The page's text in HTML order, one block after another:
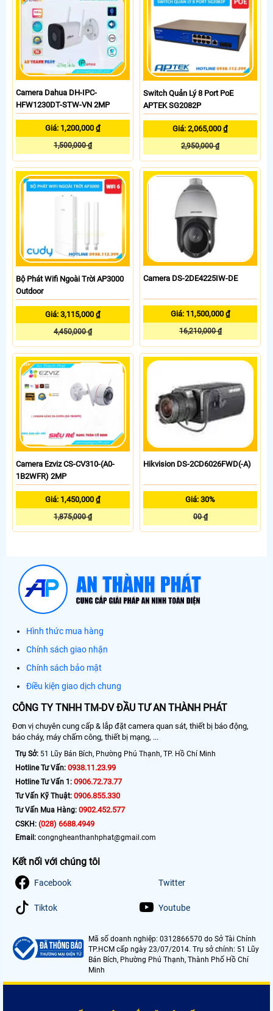
Camera Dahua DH-IPC-
HFW1230DT-STW-VN 2MP
Giá: 1,200,000 ₫
1,500,000 ₫
Switch Quản Lý 8 Port PoE
APTEK SG2082P
Giá: 2,065,000 ₫
2,950,000 ₫
Bộ Phát Wifi Ngoài Trời AP3000
Outdoor
Giá: 3,115,000 ₫
4,450,000 ₫
Camera DS-2DE4225IW-DE
Giá: 11,500,000 ₫
16,210,000 ₫
Camera Ezviz CS-CV310-(A0-
1B2WFR) 2MP
Giá: 1,450,000 ₫
1,875,000 ₫
Hikvision DS-2CD6026FWD(-A)
Giá: 30%
00 ₫
Hình thức mua hàng
Chính sách giao nhận
Chính sách bảo mật
Điều kiện giao dịch chung
CÔNG TY TNHH TM-DV ĐẦU TƯ AN THÀNH PHÁT
Đơn vị chuyên cung cấp & lắp đặt camera quan sát, thiết bị báo động,
báo cháy, máy chấm công, thiết bị mạng, ...
Trụ Sở: 51 Lũy Bán Bích, Phường Phú Thạnh, TP. Hồ Chí Minh
Hotline Tư Vấn: 0938.11.23.99
Hotline Tư Vấn 1: 0906.72.73.77
Tư Vấn Kỹ Thuật: 0906.855.330
Tư Vấn Mua Hàng: 0902.452.577
CSKH: (028) 6688.4949
Email: congngheanthanhphat@gmail.com
Kết nối với chúng tôi
Facebook Twitter
Tiktok Youtube
Mã số doanh nghiệp: 0312866570 do Sở Tài Chính
TP.HCM cấp ngày 23/07/2014. Trụ sở chính: 51 Lũy
Bán Bích, Phường Phú Thạnh, Thành Phố Hồ Chí
Minh